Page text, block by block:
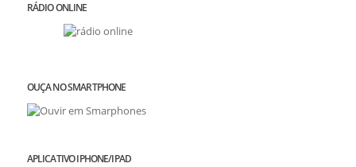
RÁDIO ONLINE
OUÇA NO SMARTPHONE
APLICATIVO IPHONE/IPAD